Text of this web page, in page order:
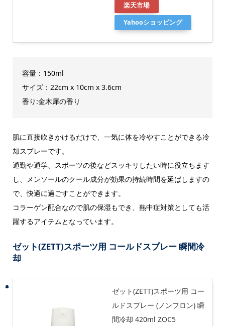
楽天市場
Yahooショッピング
容量：150ml
サイズ：‎22cm x 10cm x 3.6cm
香り:金木犀の香り
肌に直接吹きかけるだけで、一気に体を冷やすことができる冷
却スプレーです。
通勤や通学、スポーツの後などスッキリしたい時に役立ちます
し、メンソールのクール成分が効果の持続時間を延ばしますの
で、快適に過ごすことができます。
コラーゲン配合なので肌の保湿もでき、熱中症対策としても活
躍するアイテムとなっています。
ゼット(ZETT)スポーツ用 コールドスプレー 瞬間冷
却
ゼット(ZETT)スポーツ用 コー
ルドスプレー (ノンフロン) 瞬
間冷却 420ml ZOC5